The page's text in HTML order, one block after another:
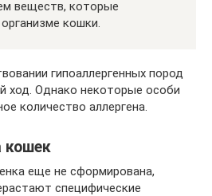
веществ, которые
кошки.
гипоаллергенных пород
ход. Однако некоторые особи
количество аллергена.
кошек
еще не сформирована,
специфические